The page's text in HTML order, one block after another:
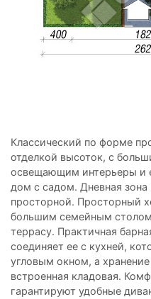
Классический по форме
отделкой высоток, с
освещающим интерьеры и
дом с садом. Дневная
просторной. Просторный
большим семейным
террасу. Практичная
соединяет ее с кухней,
угловым окном, а
встроенная кладовая.
гарантируют удобные